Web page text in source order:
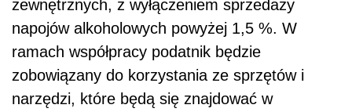
zewnętrznych, z wyłączeniem sprzedaży
napojów alkoholowych powyżej 1,5 %. W
ramach współpracy podatnik będzie
zobowiązany do korzystania ze sprzętów i
narzędzi, które będą się znajdować w